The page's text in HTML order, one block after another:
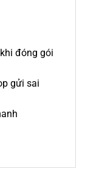
đóng gói
gửi sai